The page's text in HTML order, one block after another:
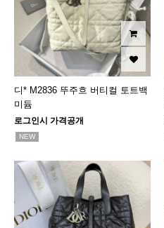
디* M2836 뚜주흐 버티컬 토트백
미듐
로그인시 가격공개
NEW